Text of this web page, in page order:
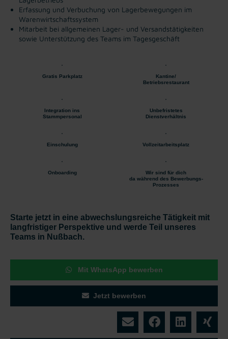
Erfassung und Verbuchung von Lagerbewegungen im
Warenwirtschaftssystem
Mitarbeit bei allgemeinen Lager- und Versandstätigkeiten
sowie Unterstützung des Teams im Tagesgeschäft
Gratis Parkplatz
Kantine/
Betriebsrestaurant
Integration ins
Stammpersonal
Unbefristetes
Dienstverhältnis
Einschulung Vollzeitarbeitsplatz
Onboarding
Wir sind für dich
da während des Bewerbungs-
Prozesses
Starte jetzt in eine abwechslungsreiche Tätigkeit mit
langfristiger Perspektive und werde Teil unseres
Teams in Nußbach.
Mit WhatsApp bewerben
Jetzt bewerben